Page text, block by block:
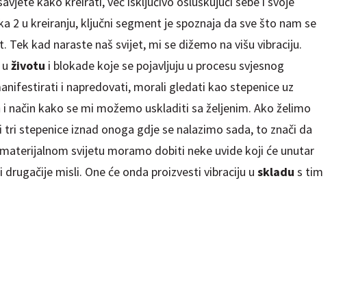
2 u kreiranju, ključni segment je spoznaja da sve što nam se
Tek kad naraste naš svijet, mi se dižemo na višu vibraciju.
životu i blokade koje se pojavljuju u procesu svjesnog
i napredovati, morali gledati kao stepenice uz
način kako se mi možemo uskladiti sa željenim. Ako želimo
stepenice iznad onoga gdje se nalazimo sada, to znači da
svijetu moramo dobiti neke uvide koji će unutar
misli. One će onda proizvesti vibraciju u skladu s tim